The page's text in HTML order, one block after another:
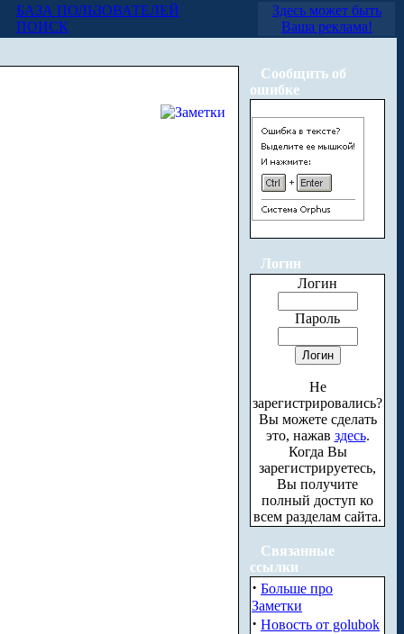
БАЗА ПОЛЬЗОВАТЕЛЕЙ
ПОИСК
Здесь может быть
Ваша реклама!
Сообщить об
ошибке
Логин
Логин
Пароль
Не
зарегистрировались?
Вы можете сделать
это, нажав здесь.
Когда Вы
зарегистрируетесь,
Вы получите
полный доступ ко
всем разделам сайта.
Связанные
ссылки
· Больше про
Заметки
· Новость от golubok